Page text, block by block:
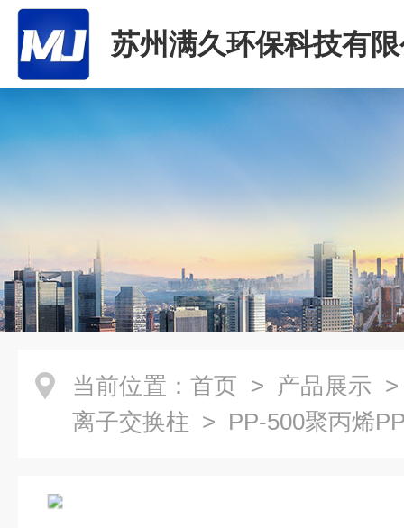
苏州满久环保科技有
当前位置： 首页 > 产品展示
离子交换柱 > PP-500聚丙烯